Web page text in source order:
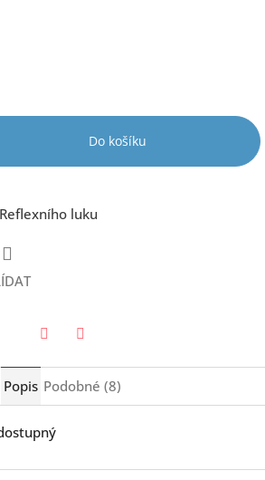
Do košíku
luku
Popis Podobné (8)